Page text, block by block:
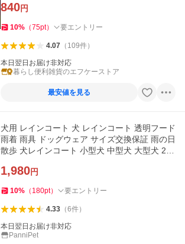
840円
10% （75pt） 要エントリー
4.07（ 109件）
本日翌日お届け非対応
暮らし便利雑貨のエフケーストア
最安値を見る
犬用 レインコート 犬 レインコート 透明フード
雨着 雨具 ドッグウェア サイズ交換保証 雨の日
散歩 犬レインコート 小型犬 中型犬 大型犬 2色
1,980円
10% （ 180pt） 要エントリー
4.33（6件）
本日翌日お届け非対応
PanniPet